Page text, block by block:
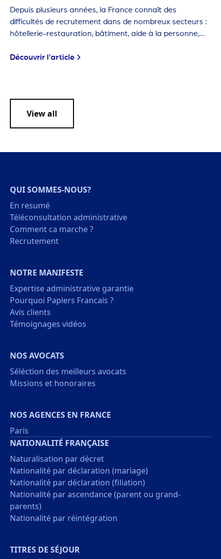
Depuis plusieurs années, la France connaît des
difficultés de recrutement dans de nombreux secteurs :
hôtellerie-restauration, bâtiment, aide à la personne,
employeurs ont de plus en plus de mal à trouver des
Découvrir l'article
View all
QUI SOMMES-NOUS?
En resumé
Téléconsultation administrative
Comment ca marche ?
Recrutement
NOTRE MANIFESTE
Expertise administrative garantie
Pourquoi Papiers Francais ?
Avis clients
Témoignages vidéos
NOS AVOCATS
Séléction des meilleurs avocats
Missions et honoraires
NOS AGENCES EN FRANCE
Paris
NATIONALITÉ FRANÇAISE
Naturalisation par décret
Nationalité par déclaration (mariage)
Nationalité par déclaration (filiation)
Nationalité par ascendance (parent ou grand-
parents)
Nationalité par réintégration
TITRES DE SÉJOUR